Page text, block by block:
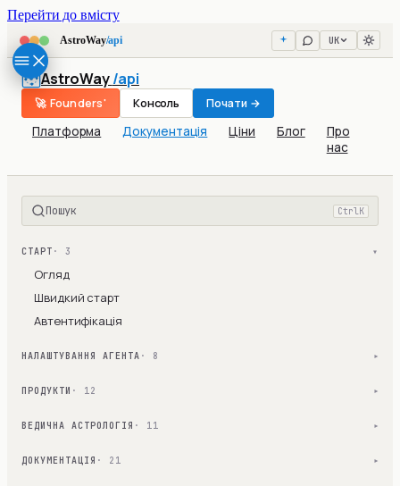
Перейти до вмісту
AstroWay/api UK
AstroWay/api
Платформа Документація Ціни Блог
Про
нас
🚀 Founders' Консоль Почати →
Пошук Ctrl K
СТАРТ · 3 ▾
Огляд
Швидкий старт
Автентифікація
НАЛАШТУВАННЯ АГЕНТА · 8 ▾
ПРОДУКТИ · 12 ▾
ВЕДИЧНА АСТРОЛОГІЯ · 11 ▾
ДОКУМЕНТАЦІЯ · 21 ▾